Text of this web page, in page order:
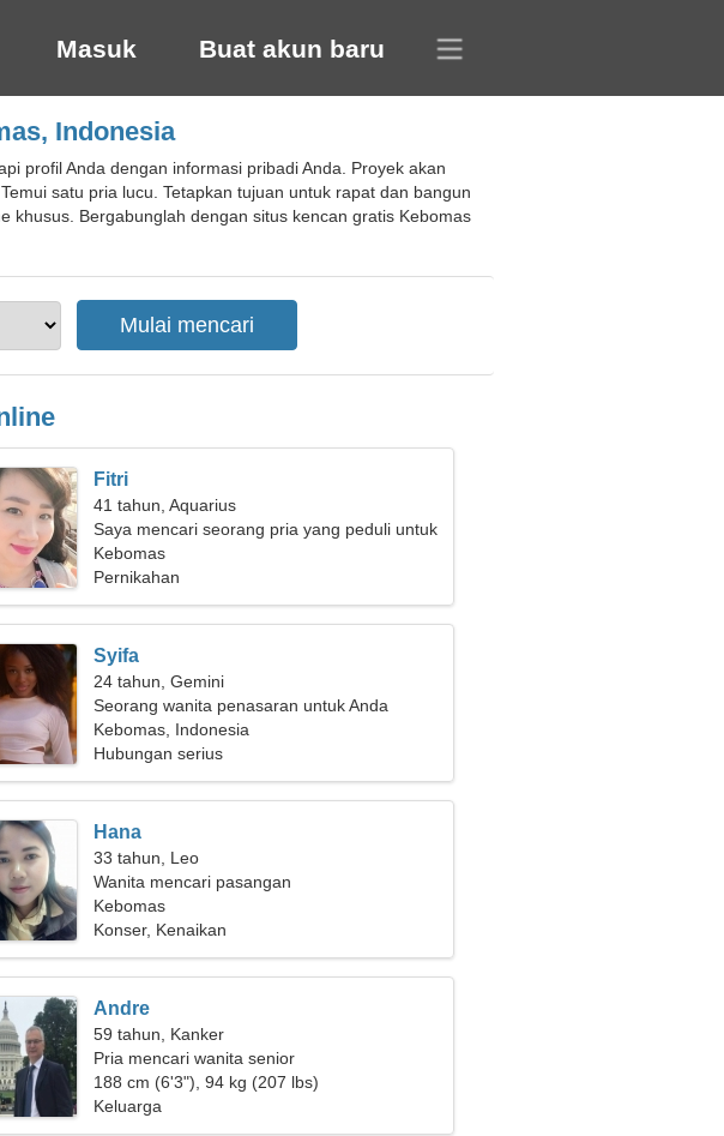
Masuk Buat akun baru
Indonesia
profil Anda dengan informasi pribadi Anda. Proyek akan
satu pria lucu. Tetapkan tujuan untuk rapat dan bangun
khusus. Bergabunglah dengan situs kencan gratis Kebomas
Fitri
41 tahun, Aquarius
Saya mencari seorang pria yang peduli untuk
hidup
Kebomas
Pernikahan
Syifa
24 tahun, Gemini
Seorang wanita penasaran untuk Anda
Kebomas, Indonesia
Hubungan serius
Hana
33 tahun, Leo
Wanita mencari pasangan
Kebomas
Konser, Kenaikan
Andre
59 tahun, Kanker
Pria mencari wanita senior
188 cm (6'3"), 94 kg (207 lbs)
Keluarga